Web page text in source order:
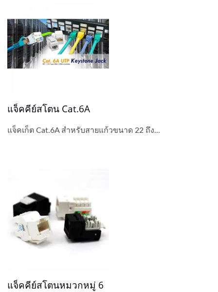
แจ็คคีย์สโตน Cat.6A
แจ็คเก็ต Cat.6A สำหรับสายแก้วขนาด 22 ถึง...
แจ็คคีย์สโตนหมวกหมู่ 6